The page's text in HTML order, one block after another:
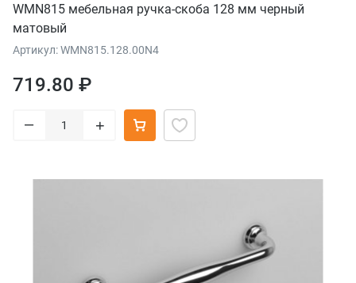
WMN815 мебельная ручка-скоба 128 мм черный
матовый
Артикул: WMN815.128.00N4
719.80 ₽
– +